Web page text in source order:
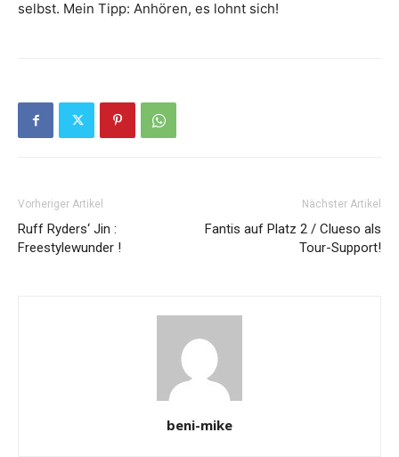
selbst. Mein Tipp: Anhören, es lohnt sich!
Vorheriger Artikel
Ruff Ryders‘ Jin :
Freestylewunder !
Nächster Artikel
Fantis auf Platz 2 / Clueso als
Tour-Support!
beni-mike